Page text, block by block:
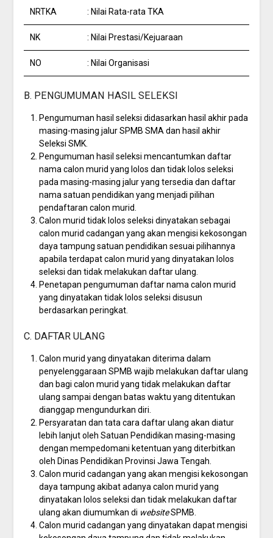
NRTKA : Nilai Rata-rata TKA
NK : Nilai Prestasi/Kejuaraan
NO : Nilai Organisasi
B. PENGUMUMAN HASIL SELEKSI
Pengumuman hasil seleksi didasarkan hasil akhir pada
masing-masing jalur SPMB SMA dan hasil akhir
Seleksi SMK.
Pengumuman hasil seleksi mencantumkan daftar
nama calon murid yang lolos dan tidak lolos seleksi
pada masing-masing jalur yang tersedia dan daftar
nama satuan pendidikan yang menjadi pilihan
pendaftaran calon murid.
Calon murid tidak lolos seleksi dinyatakan sebagai
calon murid cadangan yang akan mengisi kekosongan
daya tampung satuan pendidikan sesuai pilihannya
apabila terdapat calon murid yang dinyatakan lolos
seleksi dan tidak melakukan daftar ulang.
Penetapan pengumuman daftar nama calon murid
yang dinyatakan tidak lolos seleksi disusun
berdasarkan peringkat.
C. DAFTAR ULANG
Calon murid yang dinyatakan diterima dalam
penyelenggaraan SPMB wajib melakukan daftar ulang
dan bagi calon murid yang tidak melakukan daftar
ulang sampai dengan batas waktu yang ditentukan
dianggap mengundurkan diri.
Persyaratan dan tata cara daftar ulang akan diatur
lebih lanjut oleh Satuan Pendidikan masing-masing
dengan mempedomani ketentuan yang diterbitkan
oleh Dinas Pendidikan Provinsi Jawa Tengah.
Calon murid cadangan yang akan mengisi kekosongan
daya tampung akibat adanya calon murid yang
dinyatakan lolos seleksi dan tidak melakukan daftar
ulang akan diumumkan di websiteSPMB.
Calon murid cadangan yang dinyatakan dapat mengisi